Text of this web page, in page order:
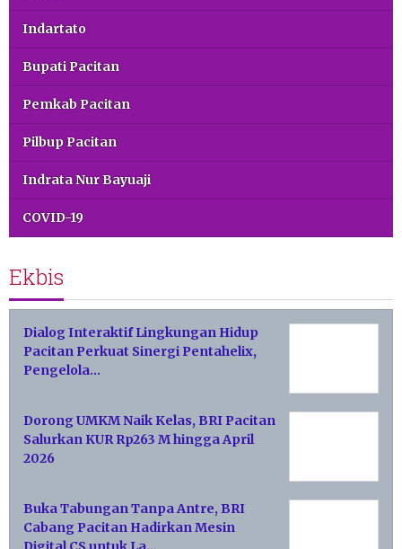
Indartato
Bupati Pacitan
Pemkab Pacitan
Pilbup Pacitan
Indrata Nur Bayuaji
COVID-19
Ekbis
Dialog Interaktif Lingkungan Hidup
Pacitan Perkuat Sinergi Pentahelix,
Pengelola…
Dorong UMKM Naik Kelas, BRI Pacitan
Salurkan KUR Rp263 M hingga April
2026
Buka Tabungan Tanpa Antre, BRI
Cabang Pacitan Hadirkan Mesin